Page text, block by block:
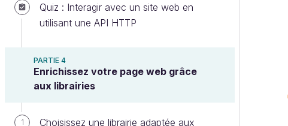
Quiz : Interagir avec un site web en
utilisant une API HTTP
PARTIE 4
Enrichissez votre page web grâce
aux librairies
1
Choisissez une librairie adaptée aux